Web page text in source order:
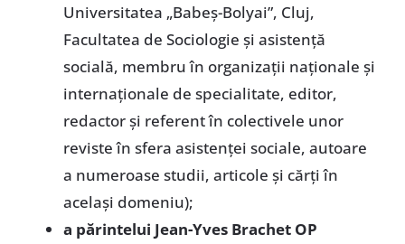
Universitatea „Babeş-Bolyai”, Cluj,
Facultatea de Sociologie şi asistenţă
socială, membru în organizaţii naţionale şi
internaţionale de specialitate, editor,
redactor şi referent în colectivele unor
reviste în sfera asistenţei sociale, autoare
a numeroase studii, articole şi cărţi în
acelaşi domeniu);
a părintelui Jean-Yves Brachet OP